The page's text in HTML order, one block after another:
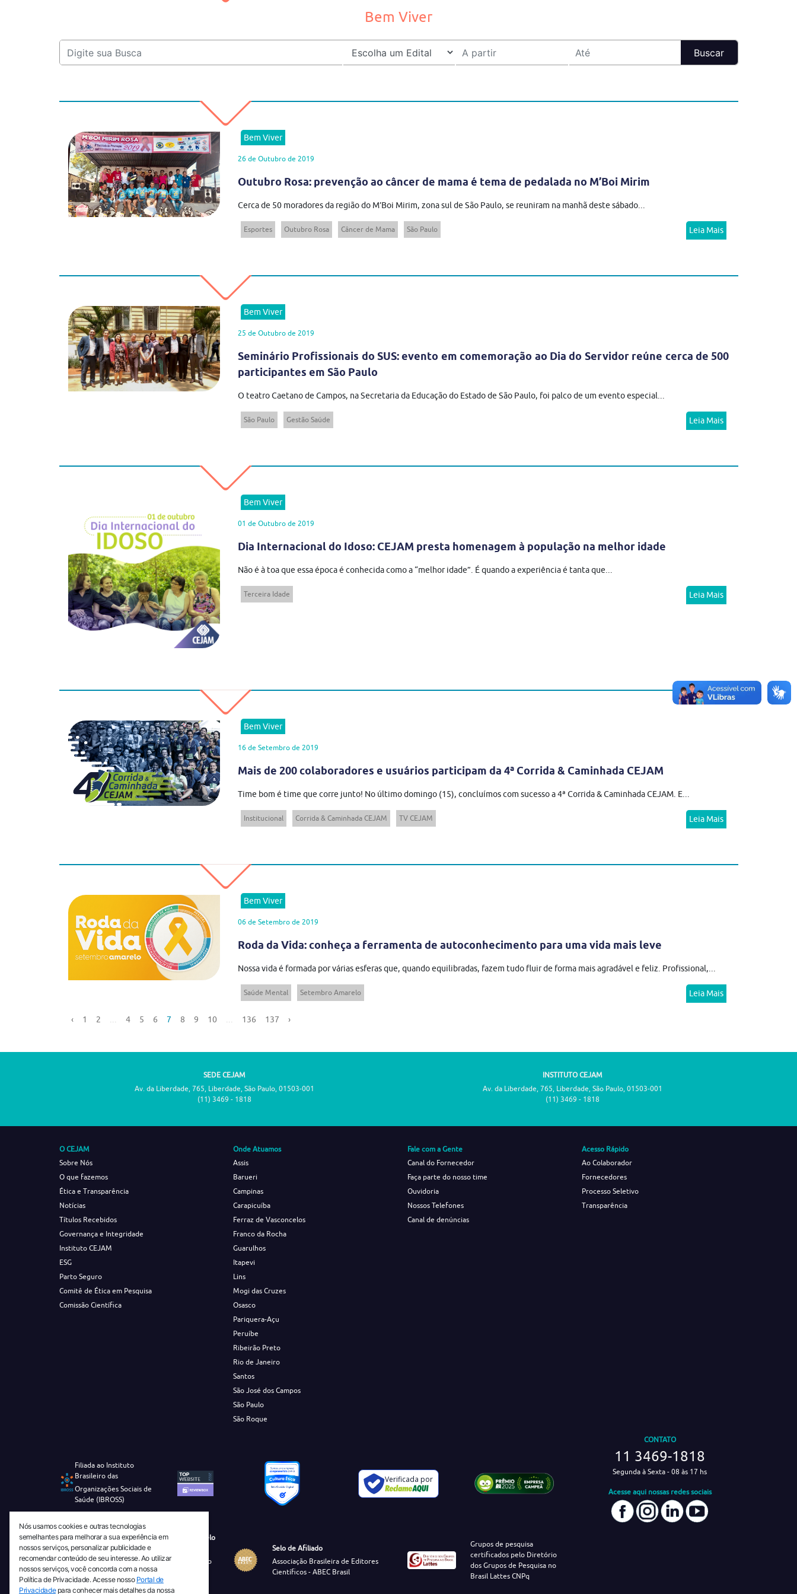
Bem Viver
Bem Viver
26 de Outubro de 2019
Outubro Rosa: prevenção ao câncer de mama é tema de pedalada no M’Boi Mirim
Cerca de 50 moradores da região do M’Boi Mirim, zona sul de São Paulo, se reuniram na manhã deste sábado...
Esportes Outubro Rosa Câncer de Mama São Paulo Leia Mais
Bem Viver
25 de Outubro de 2019
Seminário Profissionais do SUS: evento em comemoração ao Dia do Servidor reúne cerca de 500
participantes em São Paulo
O teatro Caetano de Campos, na Secretaria da Educação do Estado de São Paulo, foi palco de um evento especial...
São Paulo Gestão Saúde Leia Mais
Bem Viver
01 de Outubro de 2019
Dia Internacional do Idoso: CEJAM presta homenagem à população na melhor idade
Não é à toa que essa época é conhecida como a “melhor idade”. É quando a experiência é tanta que...
Terceira Idade Leia Mais
Bem Viver
16 de Setembro de 2019
Mais de 200 colaboradores e usuários participam da 4ª Corrida & Caminhada CEJAM
Time bom é time que corre junto! No último domingo (15), concluímos com sucesso a 4ª Corrida & Caminhada CEJAM. E...
Institucional Corrida & Caminhada CEJAM TV CEJAM Leia Mais
Bem Viver
06 de Setembro de 2019
Roda da Vida: conheça a ferramenta de autoconhecimento para uma vida mais leve
Nossa vida é formada por várias esferas que, quando equilibradas, fazem tudo fluir de forma mais agradável e feliz. Profissional,...
Saúde Mental Setembro Amarelo Leia Mais
‹ 1 2 ... 4 5 6 7 8 9 10 ... 136 137 ›
SEDE CEJAM
Av. da Liberdade, 765, Liberdade, São Paulo, 01503-001
(11) 3469 - 1818
INSTITUTO CEJAM
Av. da Liberdade, 765, Liberdade, São Paulo, 01503-001
(11) 3469 - 1818
O CEJAM
Sobre Nós
O que fazemos
Ética e Transparência
Notícias
Títulos Recebidos
Governança e Integridade
Instituto CEJAM
ESG
Parto Seguro
Comitê de Ética em Pesquisa
Comissão Científica
Onde Atuamos
Assis
Barueri
Campinas
Carapicuíba
Ferraz de Vasconcelos
Franco da Rocha
Guarulhos
Itapevi
Lins
Mogi das Cruzes
Osasco
Pariquera-Açu
Peruíbe
Ribeirão Preto
Rio de Janeiro
Santos
São José dos Campos
São Paulo
São Roque
Fale com a Gente
Canal do Fornecedor
Faça parte do nosso time
Ouvidoria
Nossos Telefones
Canal de denúncias
Acesso Rápido
Ao Colaborador
Fornecedores
Processo Seletivo
Transparência
Filiada ao Instituto
Brasileiro das
Organizações Sociais de
Saúde (IBROSS)
Verificada por
CONTATO
11 3469-1818
Segunda à Sexta - 08 às 17 hs
Acesse aqui nossas redes sociais
Revista Tecnico-Cientifica CEJAM Selo
Diamante de Ciência Aberta
Diretório Migulim Instituto Brasileiro
de Informação em Ciência e
Tecnologia - IBICT
Selo de Afiliado
Associação Brasileira de Editores
Científicos - ABEC Brasil
Grupos de pesquisa
certificados pelo Diretório
dos Grupos de Pesquisa no
Brasil Lattes CNPq
Nós usamos cookies e outras tecnologias
semelhantes para melhorar a sua experiência em
nossos serviços, personalizar publicidade e
recomendar conteúdo de seu interesse. Ao utilizar
nossos serviços, você concorda com a nossa
Política de Privacidade. Acesse nosso Portal de
Privacidadepara conhecer mais detalhes da nossa